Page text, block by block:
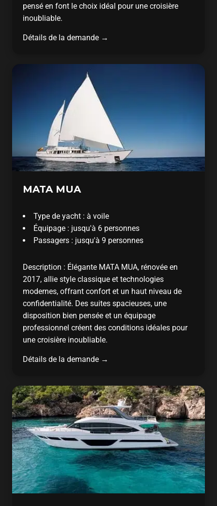
pensé en font le choix idéal pour une croisière
inoubliable.
Détails de la demande →
MATA MUA
Type de yacht : à voile
Équipage : jusqu'à 6 personnes
Passagers : jusqu'à 9 personnes
Description : Élégante MATA MUA, rénovée en
2017, allie style classique et technologies
modernes, offrant confort et un haut niveau de
confidentialité. Des suites spacieuses, une
disposition bien pensée et un équipage
professionnel créent des conditions idéales pour
une croisière inoubliable.
Détails de la demande →